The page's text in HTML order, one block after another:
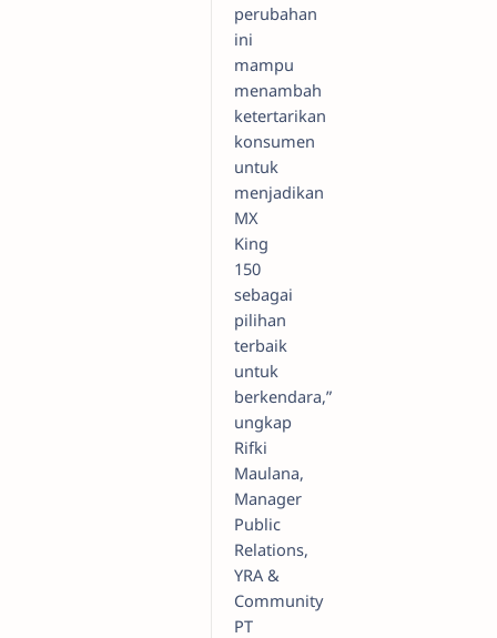
perubahan
ini
mampu
menambah
ketertarikan
konsumen
untuk
menjadikan
MX
King
150
sebagai
pilihan
terbaik
untuk
berkendara,”
ungkap
Rifki
Maulana,
Manager
Public
Relations,
YRA &
Community
PT